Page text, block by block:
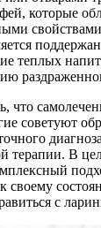
которые
теплых
что
советуют
терапии. В
своему
с